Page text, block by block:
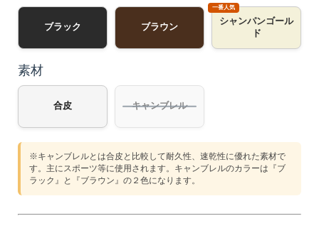
ブラック ブラウン
シャンパンゴール
ド
素材
合皮 キャンブレル
※キャンブレルとは合皮と比較して耐久性、速乾性に優れた素材で
す。主にスポーツ等に使用されます。キャンブレルのカラーは『ブ
ラック』と『ブラウン』の２色になります。